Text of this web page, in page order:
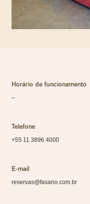
Horário de funcionamento
–
Telefone
+55 11 3896 4000
E-mail
reservas@fasano.com.br